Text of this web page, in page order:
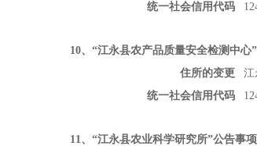
统一社会信用代码
10、“江永县农产品质量安全检测中心
住所的变更
江
统一社会信用代码
11、“江永县农业科学研究所”公告事项